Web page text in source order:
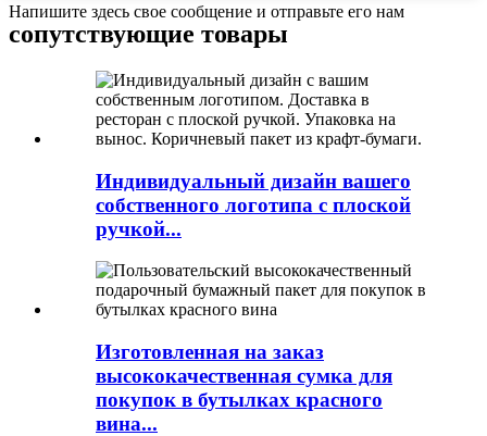
Напишите здесь свое сообщение и отправьте его нам
сопутствующие товары
Индивидуальный дизайн вашего
собственного логотипа с плоской
ручкой...
Изготовленная на заказ
высококачественная сумка для
покупок в бутылках красного
вина...